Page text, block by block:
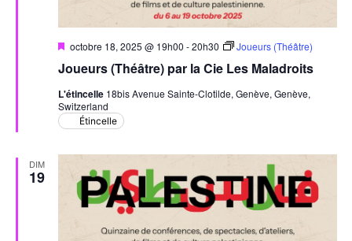
Joueurs (Théâtre) par la Cie Les Maladroits
Mis
avant
octobre 18, 2025 @ 19h00 -20h30 Joueurs (Théâtre)
L'étincelle 18bis Avenue Sainte-Clotilde, Genève, Genève,
Switzerland
Étincelle
DIM
19